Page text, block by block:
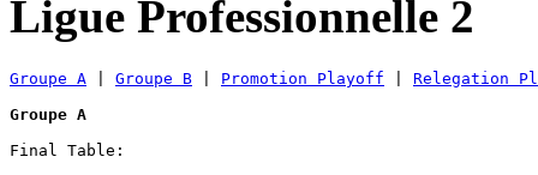
Ligue Professionnelle 2
Groupe A Groupe B Promotion Playoff
Relegation
Groupe A
Final Table: